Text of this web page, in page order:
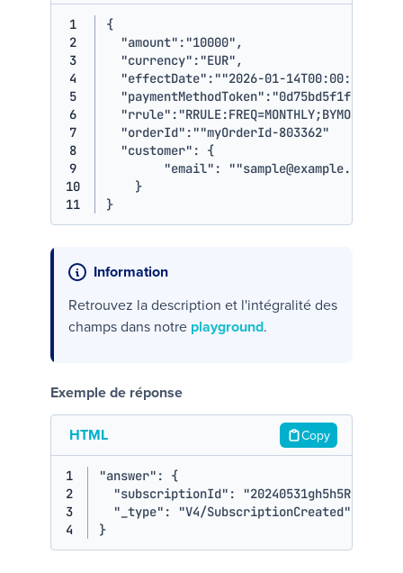
1
2
3
4
5
6
7
8
9
10
11
{
"amount" : "10000" ,
"currency" : "EUR" ,
"effectDate" : ""2026-01-14T00:00:
"paymentMethodToken" :
"rrule" :
"orderId" : ""myOrderId-803362"
"customer" :
{
"email" : ""sample@example.com"
}
}
Information
Retrouvez la description et l'intégralité des
champs dans notre playground.
Exemple de réponse
HTML Copy
1
2
3
4
"answer": {
  "subscriptionId": "20240531gh5h5R",
  "_type": "V4/SubscriptionCreated"
}